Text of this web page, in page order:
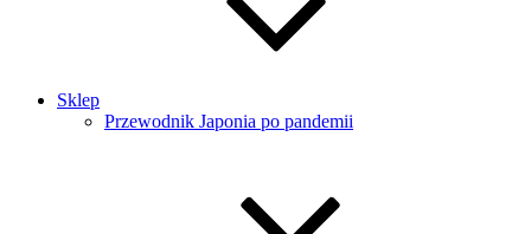
Sklep
Przewodnik Japonia po pandemii